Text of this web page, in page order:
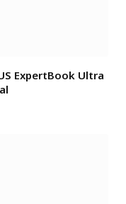
ExpertBook Ultra